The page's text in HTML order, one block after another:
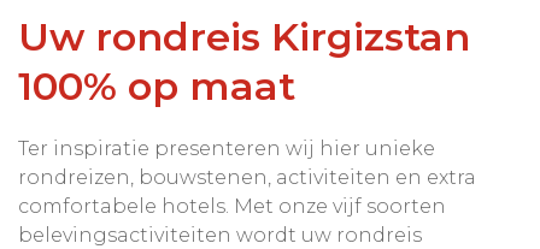
Uw rondreis Kirgizstan
100% op maat
Ter inspiratie presenteren wij hier unieke
rondreizen, bouwstenen, activiteiten en extra
comfortabele hotels. Met onze vijf soorten
belevingsactiviteiten wordt uw rondreis